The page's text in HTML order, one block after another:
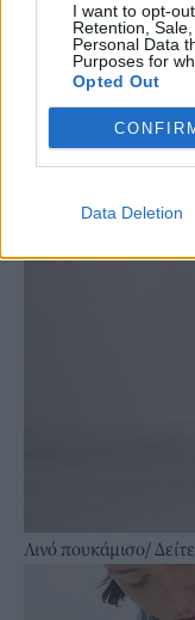
I want to opt-
Retention,
Personal Data
Purposes for
Opted Out
Data Deletion
Λινό πουκάμισο/